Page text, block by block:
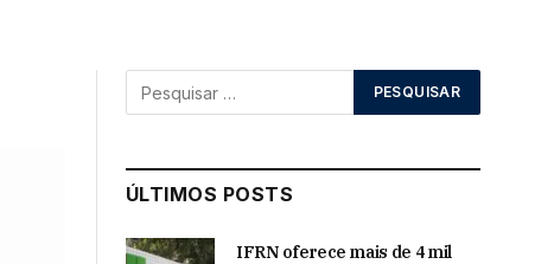
ÚLTIMOS POSTS
IFRN oferece mais de 4 mil